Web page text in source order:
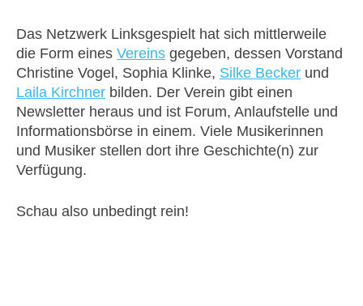
Das Netzwerk Linksgespielt hat sich mittlerweile
die Form eines Vereins gegeben, dessen Vorstand
Christine Vogel, Sophia Klinke, Silke Becker und
Laila Kirchner bilden. Der Verein gibt einen
Newsletter heraus und ist Forum, Anlaufstelle und
Informationsbörse in einem. Viele Musikerinnen
und Musiker stellen dort ihre Geschichte(n) zur
Verfügung.
Schau also unbedingt rein!